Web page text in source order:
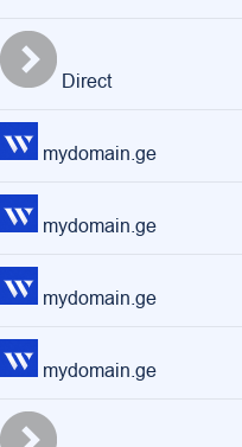
Direct
mydomain.ge
mydomain.ge
mydomain.ge
mydomain.ge